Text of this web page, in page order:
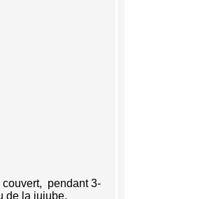
couvert, pendant 3-
de la jujube.